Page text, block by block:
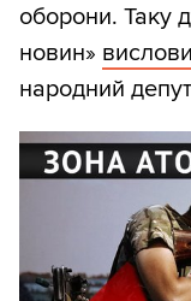
оборони. Таку
новин»
народний